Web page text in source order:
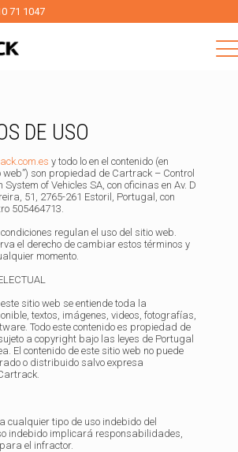
71 1047
DE USO
y todo lo en el contenido (en
web”) son propiedad de Cartrack – Control
of Vehicles SA, con oficinas en Av. D
51, 2765-261 Estoril, Portugal, con
505464713.
regulan el uso del sitio web.
el derecho de cambiar estos términos y
momento.
sitio web se entiende toda la
textos, imágenes, videos, fotografías,
Todo este contenido es propiedad de
a copyright bajo las leyes de Portugal
El contenido de este sitio web no puede
o distribuido salvo expresa
cualquier tipo de uso indebido del
indebido implicará responsabilidades,
el infractor.